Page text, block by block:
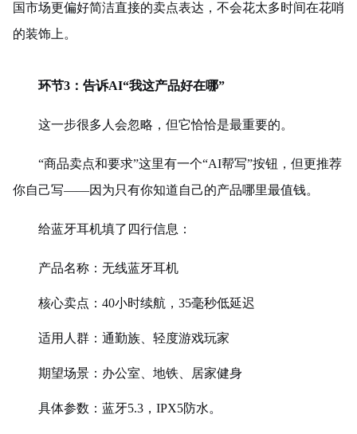
国市场更偏好简洁直接的卖点表达，不会花太多时间在花哨
的装饰上。
环节3：告诉AI“我这产品好在哪”
这一步很多人会忽略，但它恰恰是最重要的。
“商品卖点和要求”这里有一个“AI帮写”按钮，但更推荐
你自己写——因为只有你知道自己的产品哪里最值钱。
给蓝牙耳机填了四行信息：
产品名称：无线蓝牙耳机
核心卖点：40小时续航，35毫秒低延迟
适用人群 ：通勤族、轻度游戏玩家
期望场景：办公室、地铁、居家健身
具体参数：蓝牙5.3，IPX5防水。